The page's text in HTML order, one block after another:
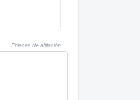
Enlaces de afiliación